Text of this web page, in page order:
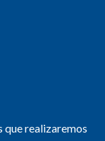
que realizaremos